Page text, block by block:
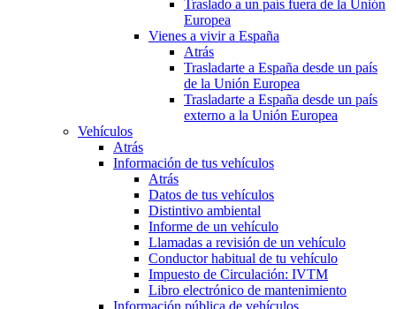
Traslado a un país fuera de la Unión
Europea
Vienes a vivir a España
Atrás
Trasladarte a España desde un país
de la Unión Europea
Trasladarte a España desde un país
externo a la Unión Europea
Vehículos
Atrás
Información de tus vehículos
Atrás
Datos de tus vehículos
Distintivo ambiental
Informe de un vehículo
Llamadas a revisión de un vehículo
Conductor habitual de tu vehículo
Impuesto de Circulación: IVTM
Libro electrónico de mantenimiento